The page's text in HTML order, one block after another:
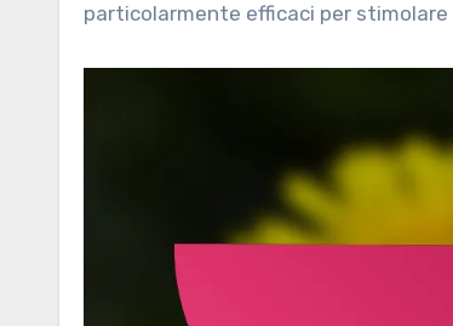
particolarmente efficaci per